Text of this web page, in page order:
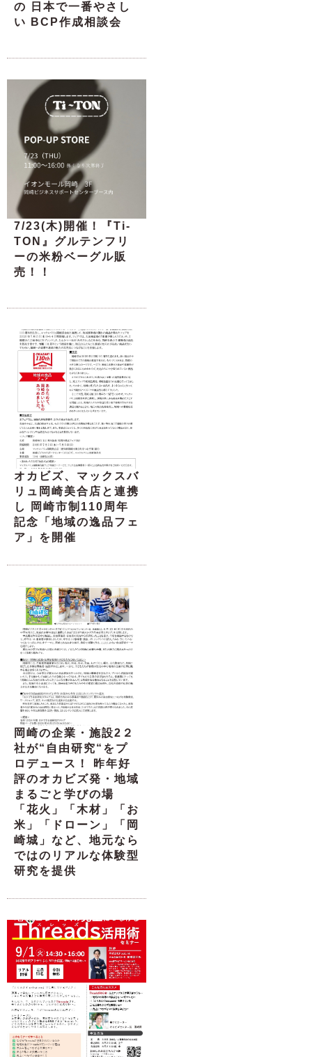
の 日本で一番やさし
い BCP作成相談会
7/23(木)開催！『Ti-
TON』グルテンフリ
ーの米粉ベーグル販
売！！
オカビズ、マックスバ
リュ岡崎美合店と連携
し 岡崎市制110周年
記念「地域の逸品フェ
ア」を開催
岡崎の企業・施設2２
社が“自由研究“をプ
ロデュース！ 昨年好
評のオカビズ発・地域
まるごと学びの場
「花火」「木材」「お
米」「ドローン」「岡
崎城」など、地元なら
ではのリアルな体験型
研究を提供